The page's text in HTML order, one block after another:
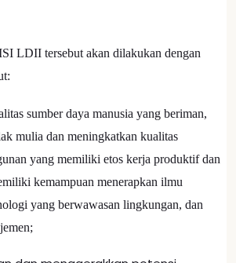
LDII tersebut akan dilakukan dengan
sumber daya manusia yang beriman,
mulia dan meningkatkan kualitas
yang memiliki etos kerja produktif dan
kemampuan menerapkan ilmu
yang berwawasan lingkungan, dan